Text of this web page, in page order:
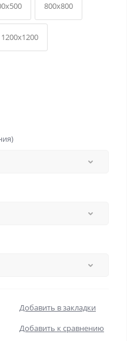
800x800
1200x1200
Добавить в закладки
Добавить к сравнению